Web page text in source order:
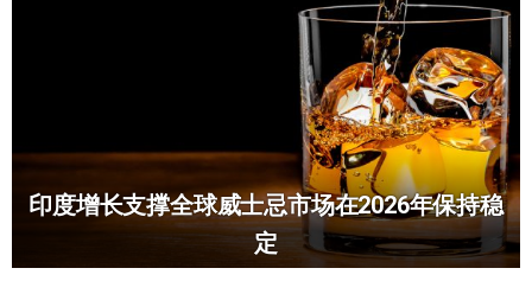
印度增长支撑全球威士忌市场在2026年保持稳
定